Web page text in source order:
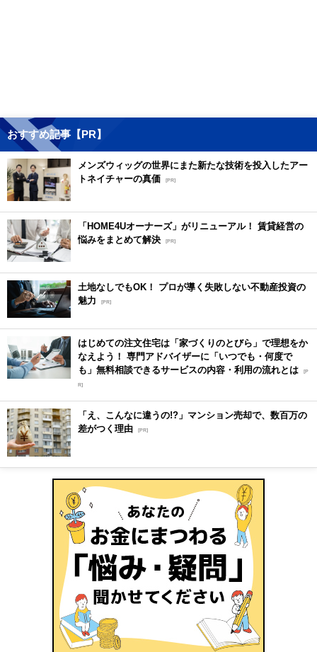
おすすめ記事【PR】
メンズウィッグの世界にまた新たな技術を投入したアー
トネイチャーの真価 [PR]
「HOME4Uオーナーズ」がリニューアル！ 賃貸経営の
悩みをまとめて解決 [PR]
土地なしでもOK！ プロが導く失敗しない不動産投資の
魅力
[PR]
はじめての注文住宅は「家づくりのとびら」で理想をか
なえよう！ 専門アドバイザーに「いつでも・何度で
も」無料相談できるサービスの内容・利用の流れとは [P
R]
「え、こんなに違うの!?」マンション売却で、数百万の
差がつく理由 [PR]